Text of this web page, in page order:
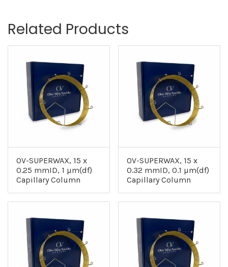
Related Products
OV-SUPERWAX, 15 x
0.25 mmID, 1 µm(df)
Capillary Column
OV-SUPERWAX, 15 x
0.32 mmID, 0.1 µm(df)
Capillary Column